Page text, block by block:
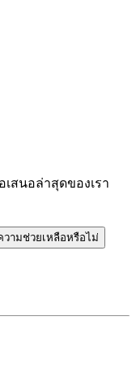
สนอล่าสุดของเรา
วามช่วยเหลือหรือไม่